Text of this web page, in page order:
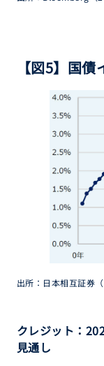
【図5】国
出所：日本相互証券
クレジット：
見通し